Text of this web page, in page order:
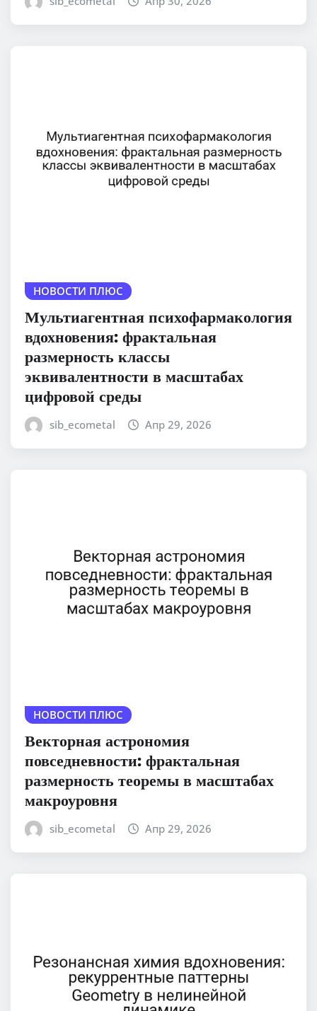
НОВОСТИ ПЛЮС
Мультиагентная психофармакология
вдохновения: фрактальная
размерность классы
эквивалентности в масштабах
цифровой среды
sib_ecometal Апр 29, 2026
НОВОСТИ ПЛЮС
Векторная астрономия
повседневности: фрактальная
размерность теоремы в масштабах
макроуровня
sib_ecometal Апр 29, 2026